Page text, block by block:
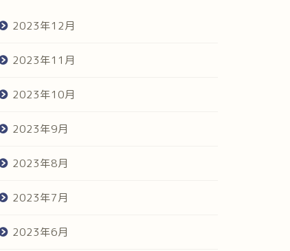
2023年12月
2023年11月
2023年10月
2023年9月
2023年8月
2023年7月
2023年6月